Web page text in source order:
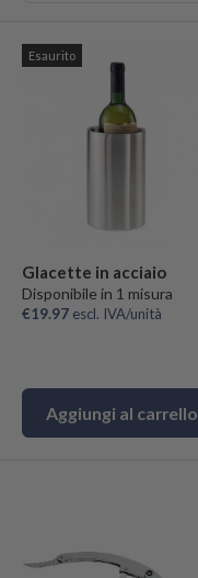
Esaurito
Glacette in acciaio
Disponibile in 1 misura
€19.97 escl. IVA/unità
Aggiungi al carrello